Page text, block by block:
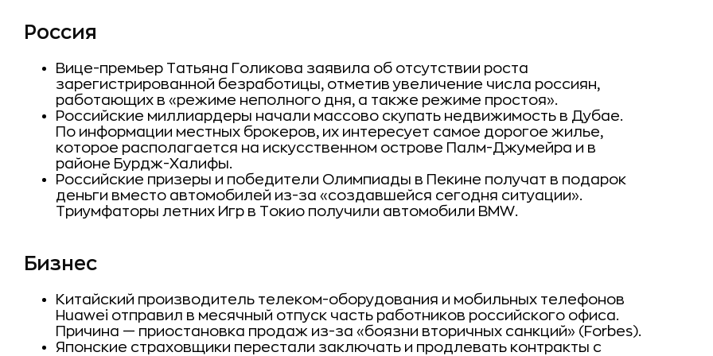
Россия
Вице-премьер Татьяна Голикова заявила об отсутствии роста
зарегистрированной безработицы, отметив увеличение числа россиян,
работающих в «режиме неполного дня, а также режиме простоя».
Российские миллиардеры начали массово скупать недвижимость в Дубае.
По информации местных брокеров, их интересует самое дорогое жилье,
которое располагается на искусственном острове Палм-Джумейра и в
районе Бурдж-Халифы.
Российские призеры и победители Олимпиады в Пекине получат в подарок
деньги вместо автомобилей из-за «создавшейся сегодня ситуации».
Триумфаторы летних Игр в Токио получили автомобили BMW.
Бизнес
Китайский производитель телеком-оборудования и мобильных телефонов
Huawei отправил в месячный отпуск часть работников российского офиса.
Причина — приостановка продаж из-за «боязни вторичных санкций» (Forbes).
Японские страховщики перестали заключать и продлевать контракты с